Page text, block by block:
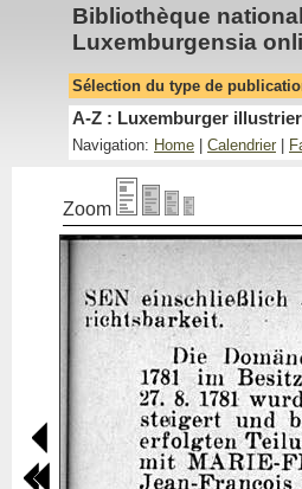
Bibliothèque
Luxemburgensia
Sélection du type de
A-Z : Luxemburger
Navigation: Home Calendrier
Zoom